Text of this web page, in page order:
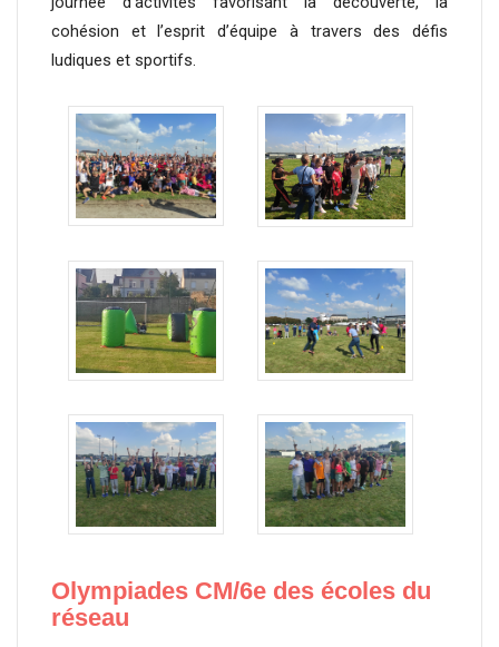
cohésion et l’esprit d’équipe à travers des défis
ludiques et sportifs.
Olympiades CM/6e des écoles du
réseau